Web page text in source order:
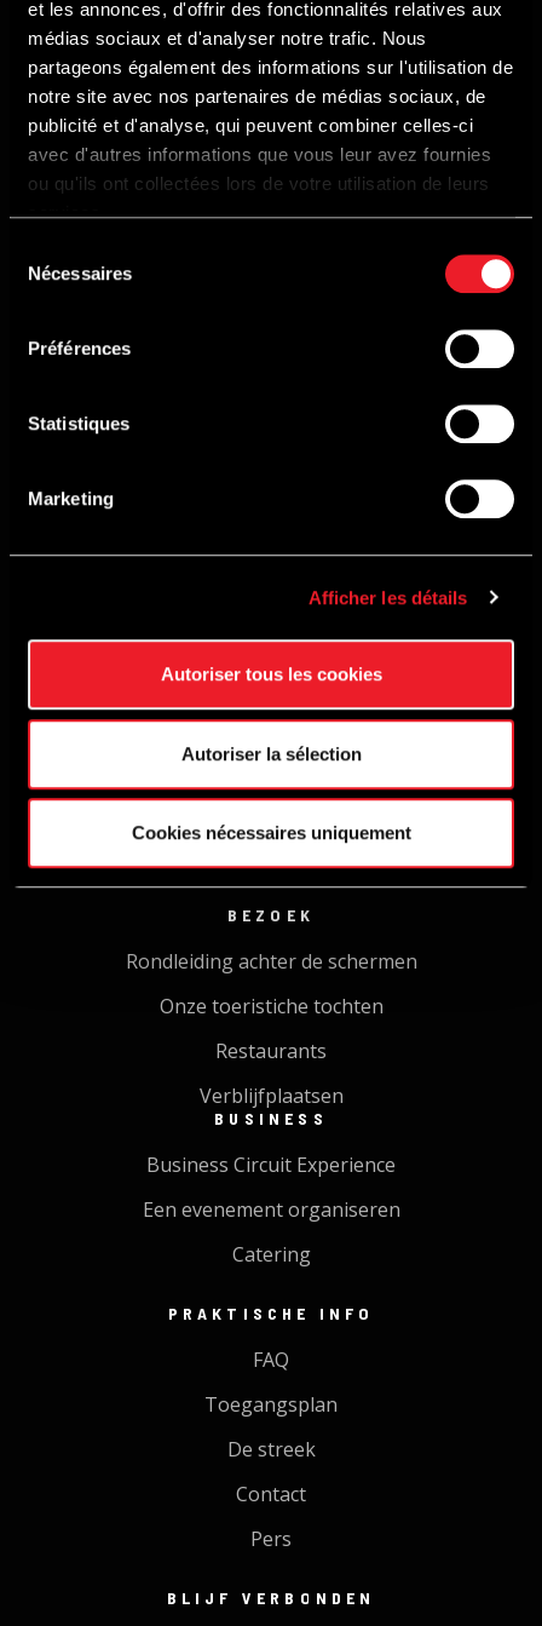
et les annonces, d'offrir des fonctionnalités relatives aux
médias sociaux et d'analyser notre trafic. Nous
partageons également des informations sur l'utilisation de
notre site avec nos partenaires de médias sociaux, de
publicité et d'analyse, qui peuvent combiner celles-ci
avec d'autres informations que vous leur avez fournies
ou qu'ils ont collectées lors de votre utilisation de leurs
services.
Nécessaires
Préférences
Statistiques
Marketing
Afficher les détails
Autoriser tous les cookies
Autoriser la sélection
Cookies nécessaires uniquement
ADRES
Route du Circuit, 55 B-4970 Francorchamps
TELEFOON
+32 087 29 37 00
TRACK
Pistedopen
Public Driving Experience
BEZOEK
Rondleiding achter de schermen
Onze toeristiche tochten
Restaurants
Verblijfplaatsen
BUSINESS
Business Circuit Experience
Een evenement organiseren
Catering
PRAKTISCHE INFO
FAQ
Toegangsplan
De streek
Contact
Pers
BLIJF VERBONDEN